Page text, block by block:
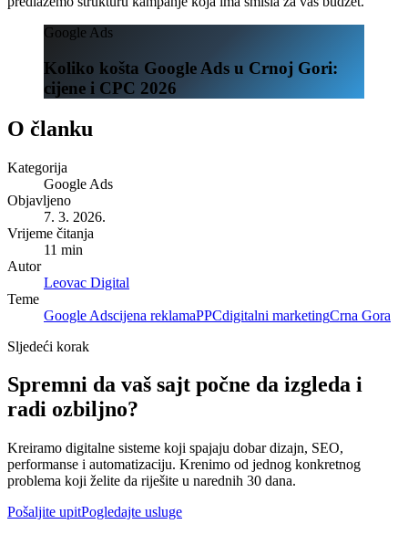
Google Ads
Koliko košta Google Ads u Crnoj Gori:
cijene i CPC 2026
O članku
Kategorija
Google Ads
Objavljeno
7. 3. 2026.
Vrijeme čitanja
11 min
Autor
Leovac Digital
Teme
Google Adscijena reklamaPPCdigitalni marketingCrna Gora
Sljedeći korak
Spremni da vaš sajt počne da izgleda i
radi ozbiljno?
Kreiramo digitalne sisteme koji spajaju dobar dizajn, SEO,
performanse i automatizaciju. Krenimo od jednog konkretnog
problema koji želite da riješite u narednih 30 dana.
Pošaljite upitPogledajte usluge